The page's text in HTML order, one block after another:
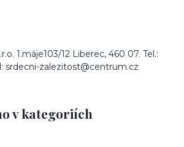
1.máje103/12 Liberec, 460 07. Tel.:
srdecni-zalezitost@centrum.cz
v kategoriích